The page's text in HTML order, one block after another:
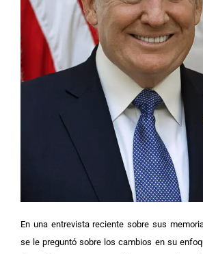
En una entrevista reciente sobre sus
se le preguntó sobre los cambios en su